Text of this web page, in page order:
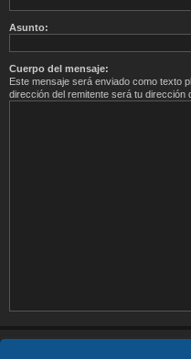
Asunto:
Cuerpo del mensaje:
Este mensaje será enviado como texto
dirección del remitente será tu dirección